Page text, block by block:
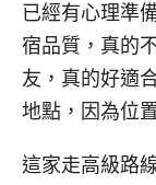
已經有心理準
宿品質，真的
友，真的好適
地點，因為位
這家走高級路